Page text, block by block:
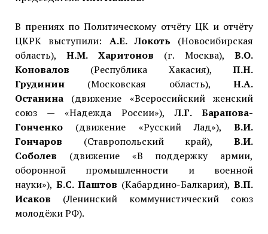
В прениях по Политическому отчёту ЦК и отчёту
ЦКРК выступили: А.Е. Локоть (Новосибирская
область),Н.М. Харитонов (г. Москва),В.О.
Коновалов (Республика Хакасия),П.Н.
Грудинин(Московская область),Н.А.
Останина(движение «Всероссийский женский
союз — «Надежда России»),Л.Г. Баранова-
Гонченко(движение «Русский Лад»),В.И.
Гончаров (Ставропольский край),В.И.
Соболев (движение «В поддержку армии,
оборонной промышленности и военной
науки»), Б.С. Паштов (Кабардино-Балкария),В.П.
Исаков (Ленинский коммунистический союз
молодёжи РФ).